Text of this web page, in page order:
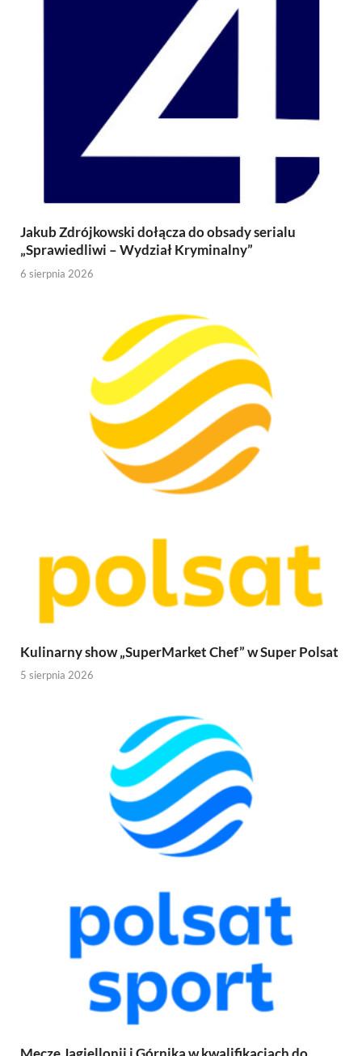
Jakub Zdrójkowski dołącza do obsady serialu
„Sprawiedliwi – Wydział Kryminalny”
6 sierpnia 2026
Kulinarny show „SuperMarket Chef” w Super Polsat
5 sierpnia 2026